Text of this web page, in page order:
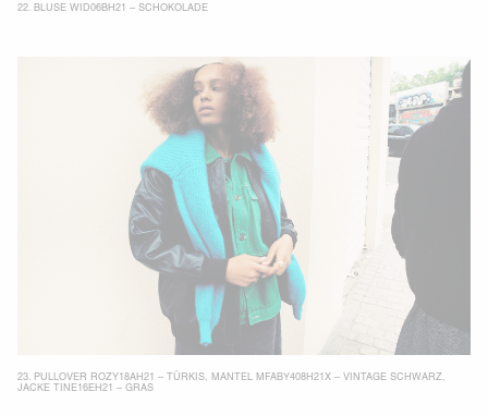
22. BLUSE WID06BH21 – SCHOKOLADE
23. PULLOVER ROZY18AH21 – TÜRKIS, MANTEL MFABY408H21X – VINTAGE SCHWARZ,
JACKE TINE16EH21 – GRAS